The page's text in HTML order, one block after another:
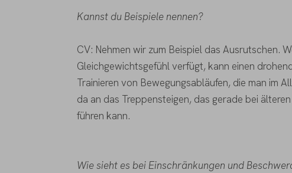
Kannst du Beispiele nennen?
CV: Nehmen wir zum Beispiel das Ausrutschen.
Gleichgewichtsgefühl verfügt, kann einen
Trainieren von Bewegungsabläufen, die man im
da an das Treppensteigen, das gerade bei
führen kann.
Wie sieht es bei Einschränkungen und